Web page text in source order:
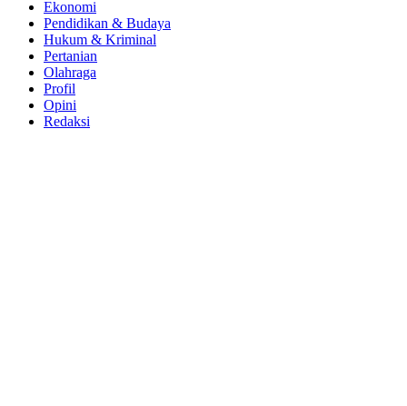
Ekonomi
Pendidikan & Budaya
Hukum & Kriminal
Pertanian
Olahraga
Profil
Opini
Redaksi